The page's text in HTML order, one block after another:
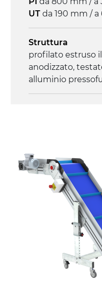
3.4 m/minuto
on/off, E-Stop,
UT da 190 mm /
Struttura
profilato estruso
anodizzato,
alluminio
Supporti di
cannocchiali con
alluminio
in metallo
con/senza freno
PU superficie
profili di